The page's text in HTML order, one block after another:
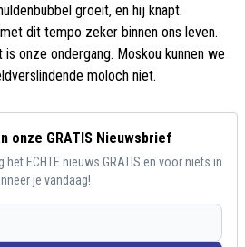
groeit, en hij knapt.
dit tempo zeker binnen ons leven.
onze ondergang. Moskou kunnen we
moloch niet.
onze GRATIS Nieuwsbrief
het ECHTE nieuws GRATIS en voor niets in
je vandaag!